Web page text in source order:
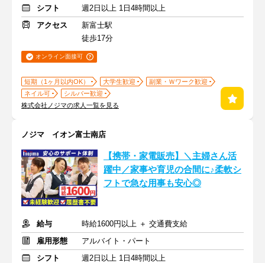
シフト
週2日以上 1日4時間以上
アクセス
新富士駅
徒歩17分
オンライン面接可
短期（1ヶ月以内OK） 大学生歓迎
副業・Ｗワーク歓迎
ネイル可
シルバー歓迎
株式会社ノジマの求人一覧を見る
ノジマ イオン富士南店
【携帯・家電販売】＼主婦さん活
躍中／家事や育児の合間に♪柔軟シ
フトで急な用事も安心◎
給与
時給1600円以上 ＋ 交通費支給
雇用形態
アルバイト・パート
シフト
週2日以上 1日4時間以上